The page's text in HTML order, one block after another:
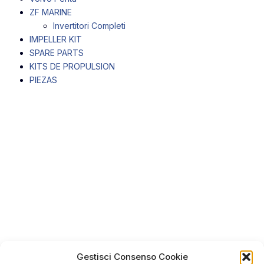
Gestisci Consenso Cookie
ZF MARINE
Invertitori Completi
IMPELLER KIT
SPARE PARTS
KITS DE PROPULSION
PIEZAS